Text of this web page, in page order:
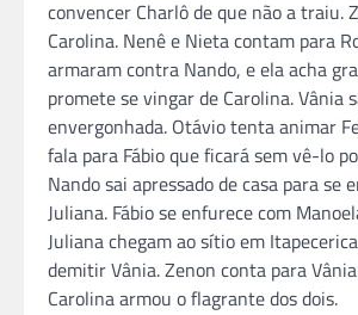
convencer Charlô de que não a traiu.
Carolina. Nenê e Nieta contam para
armaram contra Nando, e ela acha
promete se vingar de Carolina. Vânia
envergonhada. Otávio tenta animar
fala para Fábio que ficará sem vê-lo
Nando sai apressado de casa para se
Juliana. Fábio se enfurece com
Juliana chegam ao sítio em
demitir Vânia. Zenon conta para
Carolina armou o flagrante dos dois.